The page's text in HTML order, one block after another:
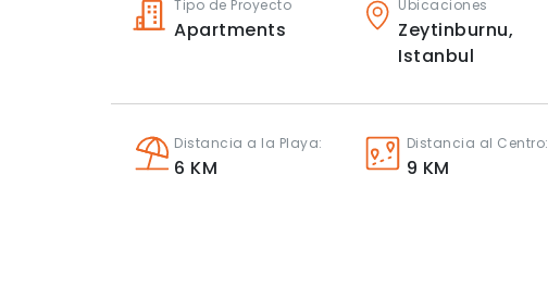
Tipo de Proyecto
Apartments
Ubicaciones
Zeytinburnu,
Istanbul
Distancia a la Playa:
6 KM
Distancia al Centro:
9 KM